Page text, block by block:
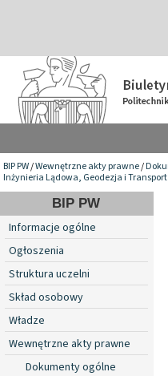
BIP PW/Wewnętrzne akty prawne/
Inżynieria Lądowa, Geodezja i
BIP PW
Informacje ogólne
Ogłoszenia
Struktura uczelni
Skład osobowy
Władze
Wewnętrzne akty prawne
Dokumenty ogólne